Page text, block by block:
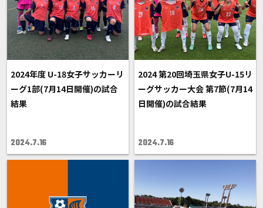
2024年度 U-18女子サッカーリ
ーグ1部(7月14日開催)の試合
結果
2024.7.16
2024 第20回埼玉県女子U-15リ
ーグサッカー大会 第7節(7月14
日開催)の試合結果
2024.7.16